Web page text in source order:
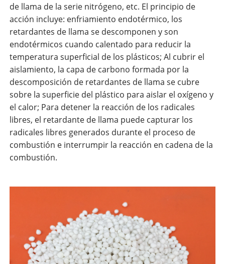
de llama de la serie nitrógeno, etc. El principio de
acción incluye: enfriamiento endotérmico, los
retardantes de llama se descomponen y son
endotérmicos cuando calentado para reducir la
temperatura superficial de los plásticos; Al cubrir el
aislamiento, la capa de carbono formada por la
descomposición de retardantes de llama se cubre
sobre la superficie del plástico para aislar el oxígeno y
el calor; Para detener la reacción de los radicales
libres, el retardante de llama puede capturar los
radicales libres generados durante el proceso de
combustión e interrumpir la reacción en cadena de la
combustión.